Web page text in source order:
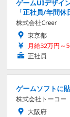
ゲームUIデザイ
「正社員/年間
株式会社Creer
東京都
月給32万円～
正社員
ゲームソフトに
株式会社トーコー
大阪府